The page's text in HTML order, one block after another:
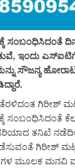
ಸಂಬಂಧಿಸಿದಂತೆ
ಇಂದು
ಸೌಜನ್ಯ
ಗಿರೀಶ್
ಸಂಬಂಧಿಸಿದಂತೆ
ತನಿಖೆ
ಗಿರೀಶ್
ಮೂಲಕ ಮನವಿ